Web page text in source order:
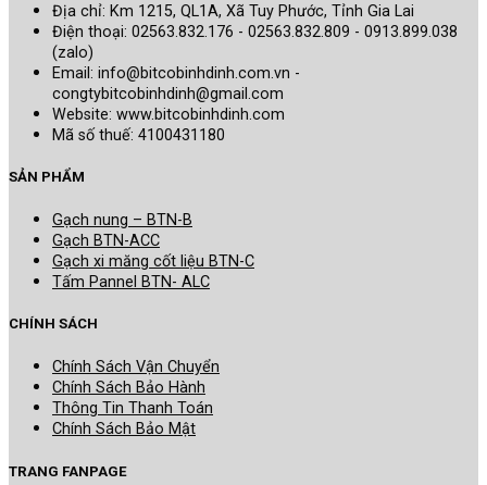
Địa chỉ: Km 1215, QL1A, Xã Tuy Phước, Tỉnh Gia Lai
Điện thoại: 02563.832.176 - 02563.832.809 - 0913.899.038
(zalo)
Email: info@bitcobinhdinh.com.vn -
congtybitcobinhdinh@gmail.com
Website: www.bitcobinhdinh.com
Mã số thuế: 4100431180
SẢN PHẨM
Gạch nung – BTN-B
Gạch BTN-ACC
Gạch xi măng cốt liệu BTN-C
Tấm Pannel BTN- ALC
CHÍNH SÁCH
Chính Sách Vận Chuyển
Chính Sách Bảo Hành
Thông Tin Thanh Toán
Chính Sách Bảo Mật
TRANG FANPAGE